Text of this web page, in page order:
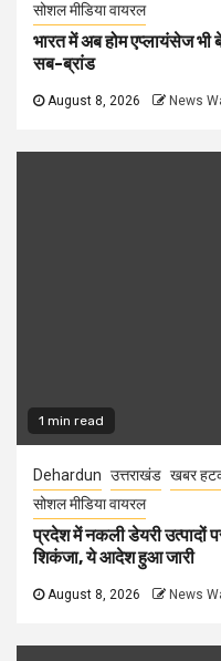
सोशल मीडिया वायरल
भारत में अब होम एप्लायंसेज
सब-ब्रांड
August 8, 2026 News
1 min read
Dehardun उत्तराखंड खबर
सोशल मीडिया वायरल
प्रदेश में नकली डेयरी उत्पादों
शिकंजा, ये आदेश हुआ जारी
August 8, 2026 News